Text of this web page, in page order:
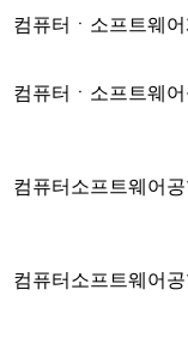
컴퓨터ㆍ소프트웨어
컴퓨터ㆍ소프트웨
컴퓨터소프트웨어
컴퓨터소프트웨어